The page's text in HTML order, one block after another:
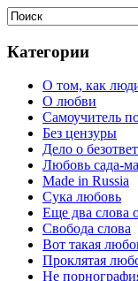
Категории
О том, как
О любви
Самоучитель
Без цензуры
Дело о
Любовь сада-
Made in Russia
Сука любовь
Еще два слова
Свобода слова
Вот такая
Проклятая
Не